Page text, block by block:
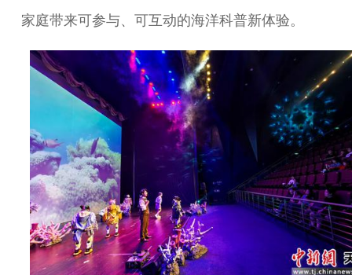
家庭带来可参与、可互动的海洋科普新体验。